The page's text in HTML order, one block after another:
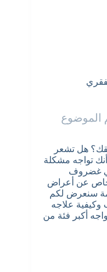
الموضوع
هل تشعر
تواجه مشكلة
غضروف
عن أعراض
سنعرض لكم
علاجه
أكبر فئة من